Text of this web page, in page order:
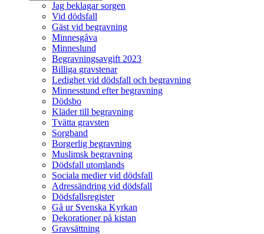
Jag beklagar sorgen
Vid dödsfall
Gäst vid begravning
Minnesgåva
Minneslund
Begravningsavgift 2023
Billiga gravstenar
Ledighet vid dödsfall och begravning
Minnesstund efter begravning
Dödsbo
Kläder till begravning
Tvätta gravsten
Sorgband
Borgerlig begravning
Muslimsk begravning
Dödsfall utomlands
Sociala medier vid dödsfall
Adressändring vid dödsfall
Dödsfallsregister
Gå ur Svenska Kyrkan
Dekorationer på kistan
Gravsättning